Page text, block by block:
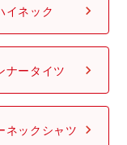
イネック
ナータイツ
ネックシャツ